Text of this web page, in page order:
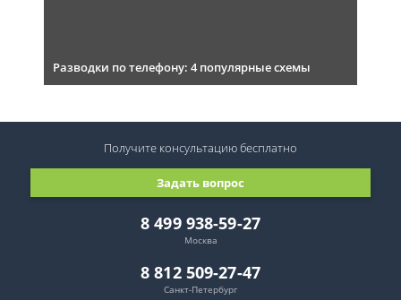
Разводки по телефону: 4 популярные схемы
8 499 938-59-27
Москва
8 812 509-27-47
Санкт-Петербург
Задать вопрос
Получите консультациюбесплатно